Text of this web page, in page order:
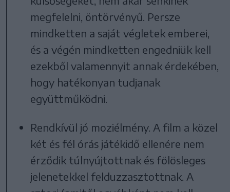
megfelelni, öntörvényű. Persze
mindketten a saját végletek emberei,
és a végén mindketten engedniük kell
ezekből valamennyit annak érdekében,
hogy hatékonyan tudjanak
együttműködni.
Rendkívül jó moziélmény. A film a közel
két és fél órás játékidő ellenére nem
érződik túlnyújtottnak és fölösleges
jelenetekkel felduzzasztottnak. A